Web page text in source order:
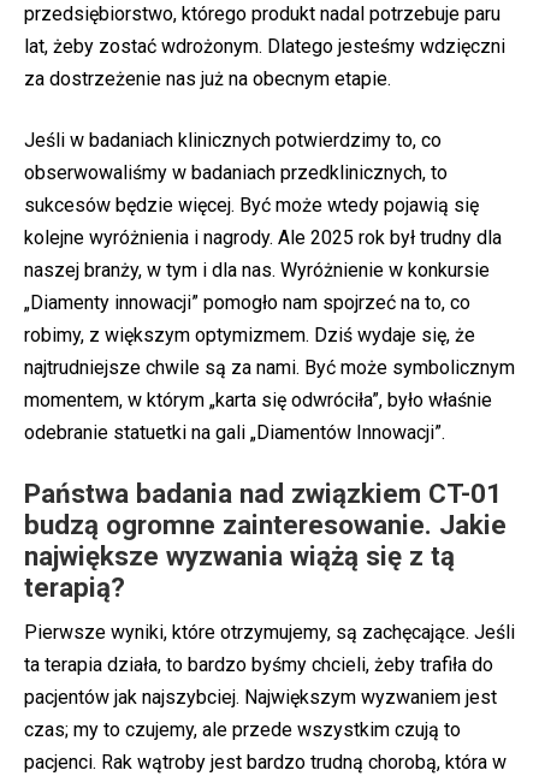
przedsiębiorstwo, którego produkt nadal potrzebuje paru
lat, żeby zostać wdrożonym. Dlatego jesteśmy wdzięczni
za dostrzeżenie nas już na obecnym etapie.
Jeśli w badaniach klinicznych potwierdzimy to, co
obserwowaliśmy w badaniach przedklinicznych, to
sukcesów będzie więcej. Być może wtedy pojawią się
kolejne wyróżnienia i nagrody. Ale 2025 rok był trudny dla
naszej branży, w tym i dla nas. Wyróżnienie w konkursie
„Diamenty innowacji” pomogło nam spojrzeć na to, co
robimy, z większym optymizmem. Dziś wydaje się, że
najtrudniejsze chwile są za nami. Być może symbolicznym
momentem, w którym „karta się odwróciła”, było właśnie
odebranie statuetki na gali „Diamentów Innowacji”.
Państwa badania nad związkiem CT-01
budzą ogromne zainteresowanie. Jakie
największe wyzwania wiążą się z tą
terapią?
Pierwsze wyniki, które otrzymujemy, są zachęcające. Jeśli
ta terapia działa, to bardzo byśmy chcieli, żeby trafiła do
pacjentów jak najszybciej. Największym wyzwaniem jest
czas; my to czujemy, ale przede wszystkim czują to
pacjenci. Rak wątroby jest bardzo trudną chorobą, która w